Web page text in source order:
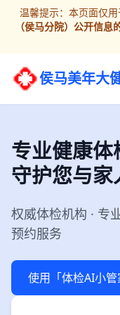
温馨提示：本页面仅
（侯马分院）公开信
侯马美年大
专业健康体
守护您与
权威体检机构 · 专
预约服务
使用「体检AI小